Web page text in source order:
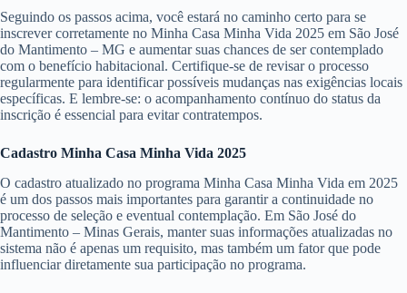
Seguindo os passos acima, você estará no caminho certo para se
inscrever corretamente no Minha Casa Minha Vida 2025 em São José
do Mantimento – MG e aumentar suas chances de ser contemplado
com o benefício habitacional. Certifique-se de revisar o processo
regularmente para identificar possíveis mudanças nas exigências locais
específicas. E lembre-se: o acompanhamento contínuo do status da
inscrição é essencial para evitar contratempos.
Cadastro Minha Casa Minha Vida 2025
O cadastro atualizado no programa Minha Casa Minha Vida em 2025
é um dos passos mais importantes para garantir a continuidade no
processo de seleção e eventual contemplação. Em São José do
Mantimento – Minas Gerais, manter suas informações atualizadas no
sistema não é apenas um requisito, mas também um fator que pode
influenciar diretamente sua participação no programa.